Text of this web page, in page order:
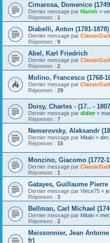
Cimarosa, Domenico
Dernier message par Marieh «
Réponses : 1
Diabelli, Anton (1781-1878)
Dernier message par
Réponses : 9
Abel, Karl Friedrich
Dernier message par
Réponses : 2
Molino, Francesco (1768-
Dernier message par
Réponses : 29
Doisy, Charles - (17.. -
Dernier message par didier«
Réponses : 7
Nemerovsky, Aleksandr
Dernier message par Mitaki «
Réponses : 15
Monzino, Giacomo (1772-
Dernier message par
Réponses : 1
Gatayes, Guillaume Pierre
Dernier message par Vince75 «
Réponses : 3
Bellman, Carl Michael
Dernier message par Mitaki «
Réponses : 2
Meissonnier, Jean Antoine
fr)